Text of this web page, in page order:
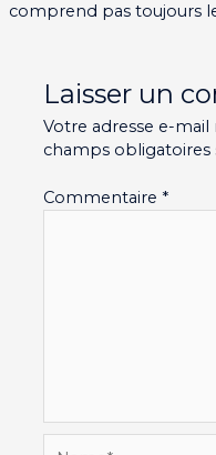
comprend pas toujours
Laisser un
Votre adresse e-mail
champs obligatoires
Commentaire *